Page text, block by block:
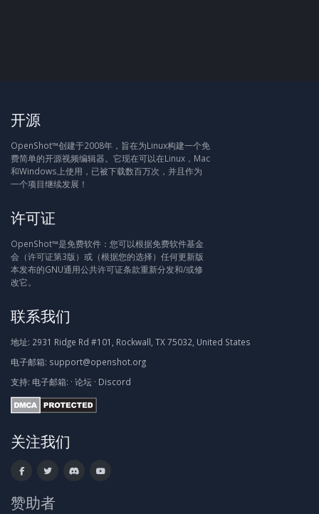
开源
OpenShot™创建于2008年，旨在为Linux构建一个免
费简单的开源视频编辑器。它现在可以在Linux，Mac
和Windows上使用，已被下载数百万次，并且作为
一个项目继续发展！
许可证
OpenShot™是免费软件：您可以根据免费软件基金
会（许可证第3版）或（根据您的选择）任何更新版
本发布的GNU通用公共许可证条款重新分发和/或修
改它。
联系我们
地址: 2931 Ridge Rd #101, Rockwall, TX 75032, United States
电子邮箱: support@openshot.org
支持: 电子邮箱: · 论坛 · Discord
关注我们
赞助者